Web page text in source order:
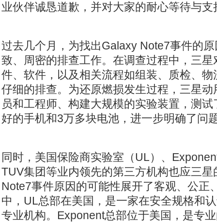
业伙伴诚恳道歉，并对大家的耐心等待与支
过去几个月，为找出Galaxy Note7事件的
致、周密的排查工作。在调查过程中，三星
件、软件，以及相关流程如组装、质检、
仔细的排查。为还原燃损发生过程，三星动
员和工程师、构建大规模的实验装置，测试
好的手机和3万多块电池，进一步明确了问
同时，美国保险商实验室（UL）、
TUV集团等业内领先的第三方机构也应三星
Note7事件原因的可能性展开了客观、公正
中， UL总部在美国，是一家在安全规格和
专业机构。 Exponent总部位于美国，是专